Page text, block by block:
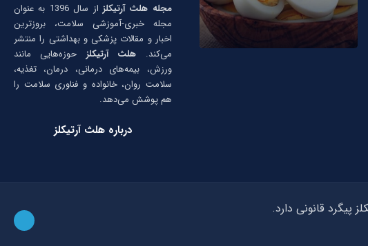
مجله هلث آرتیکلز
از سال 1396 به عنوان
مجله خبری-آموزشی سلامت، بروزترین
اخبار و مقالات پزشکی و بهداشتی را منتشر
می‌کند. هلث آرتیکلز حوزه‌هایی مانند
ورزش، بیمه‌های درمانی، درمان، تغذیه،
سلامت روان، خانواده و فناوری سلامت را
هم پوشش می‌دهد.
درباره هلث آرتیکلز